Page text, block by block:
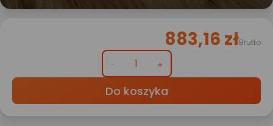
883,16 złBrutto
Do koszyka